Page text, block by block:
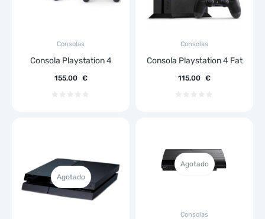
Consolas
Consola Playstation 4
155,00 €
Consolas
Consola Playstation 4 Fat
115,00 €
Agotado
Agotado
Consolas